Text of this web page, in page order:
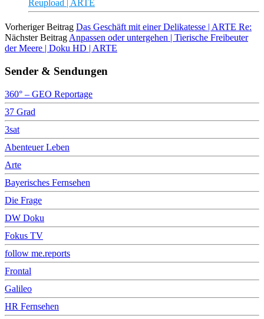
Reupload | ARTE
Vorheriger Beitrag Das Geschäft mit einer Delikatesse | ARTE Re:
Nächster Beitrag Anpassen oder untergehen | Tierische Freibeuter
der Meere | Doku HD | ARTE
Sender & Sendungen
360° – GEO Reportage
37 Grad
3sat
Abenteuer Leben
Arte
Bayerisches Fernsehen
Die Frage
DW Doku
Fokus TV
follow me.reports
Frontal
Galileo
HR Fernsehen